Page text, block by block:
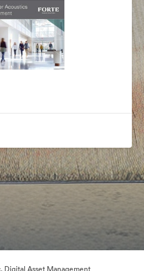
Digital Asset Management